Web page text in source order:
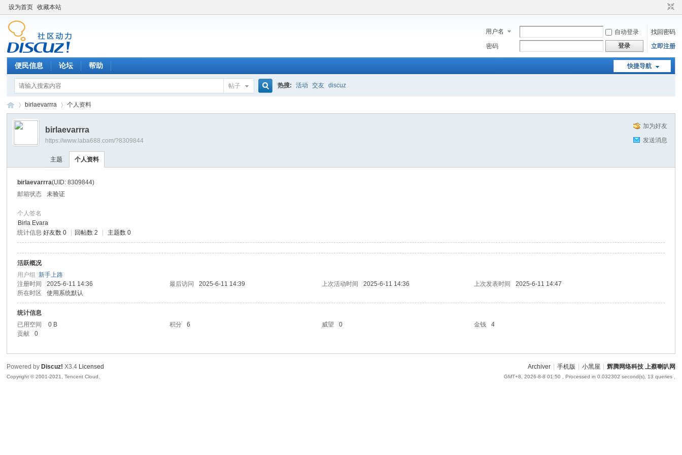
设为首页 收藏本站
用户名 自动登录
找回密码
密码
登录 立即注册
快捷导航
便民信息 论坛 帮助
帖子 热搜: 活动 交友 discuz
›
birlaevarrra 个人资料
加为好友
发送消息
birlaevarrra
https://www.laba688.com/?8309844
主题 个人资料
birlaevarrra(UID: 8309844)
邮箱状态
未验证
个人签名
Birla Evara
统计信息 好友数 0 回帖数 2 主题数 0
活跃概况
用户组新手上路
注册时间
2025-6-11 14:36 最后访问 2025-6-11 14:39 上次活动时间 2025-6-11 14:36 上次发表时间
2025-6-11 14:47
所在时区
使用系统默认
统计信息
已用空间
0 B 积分 6 威望 0 金钱
4
贡献
0
Archiver 手机版 小黑屋 辉腾网络科技 上蔡喇叭网
GMT+8, 2026-8-8 01:50 , Processed in 0.032302 second(s), 13 queries .
Powered by Discuz! X3.4 Licensed
Copyright © 2001-2021, Tencent Cloud.